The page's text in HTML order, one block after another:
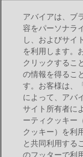
て更新する方法に
設定または更新し
する必要がありま
Send
アバイアは、ブ
容をパーソナラ
し、およびサイ
を利用します。
クリックするこ
の情報を得るこ
す。お客様は、
によって、アバ
サイト所有者に
ーティクッキー
クッキー）を利
と共同利用する
のフッターで利